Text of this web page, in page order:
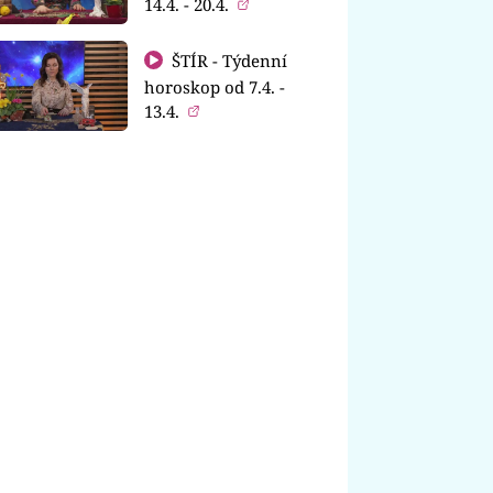
14.4. - 20.4.
ŠTÍR - Týdenní
horoskop od 7.4. -
13.4.